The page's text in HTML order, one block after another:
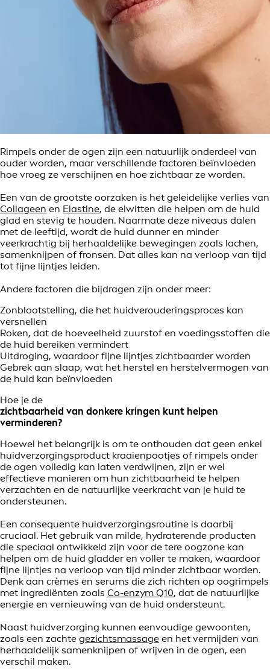
Rimpels onder de ogen zijn een natuurlijk onderdeel van
ouder worden, maar verschillende factoren beïnvloeden
hoe vroeg ze verschijnen en hoe zichtbaar ze worden.
Een van de grootste oorzaken is het geleidelijke verlies van
Collageen en Elastine, de eiwitten die helpen om de huid
glad en stevig te houden. Naarmate deze niveaus dalen
met de leeftijd, wordt de huid dunner en minder
veerkrachtig bij herhaaldelijke bewegingen zoals lachen,
samenknijpen of fronsen. Dat alles kan na verloop van tijd
tot fijne lijntjes leiden.
Andere factoren die bijdragen zijn onder meer:
Zonblootstelling, die het huidverouderingsproces kan
versnellen
Roken, dat de hoeveelheid zuurstof en voedingsstoffen die
de huid bereiken vermindert
Uitdroging, waardoor fijne lijntjes zichtbaarder worden
Gebrek aan slaap, wat het herstel en herstelvermogen van
de huid kan beïnvloeden
Hoe je de
zichtbaarheid van donkere kringen kunt helpen
verminderen?
Hoewel het belangrijk is om te onthouden dat geen enkel
huidverzorgingsproduct kraaienpootjes of rimpels onder
de ogen volledig kan laten verdwijnen, zijn er wel
effectieve manieren om hun zichtbaarheid te helpen
verzachten en de natuurlijke veerkracht van je huid te
ondersteunen.
Een consequente huidverzorgingsroutine is daarbij
cruciaal. Het gebruik van milde, hydraterende producten
die speciaal ontwikkeld zijn voor de tere oogzone kan
helpen om de huid gladder en voller te maken, waardoor
fijne lijntjes na verloop van tijd minder zichtbaar worden.
Denk aan crèmes en serums die zich richten op oogrimpels
met ingrediënten zoals Co-enzym Q10, dat de natuurlijke
energie en vernieuwing van de huid ondersteunt.
Naast huidverzorging kunnen eenvoudige gewoonten,
zoals een zachte gezichtsmassage en het vermijden van
herhaaldelijk samenknijpen of wrijven in de ogen, een
verschil maken.